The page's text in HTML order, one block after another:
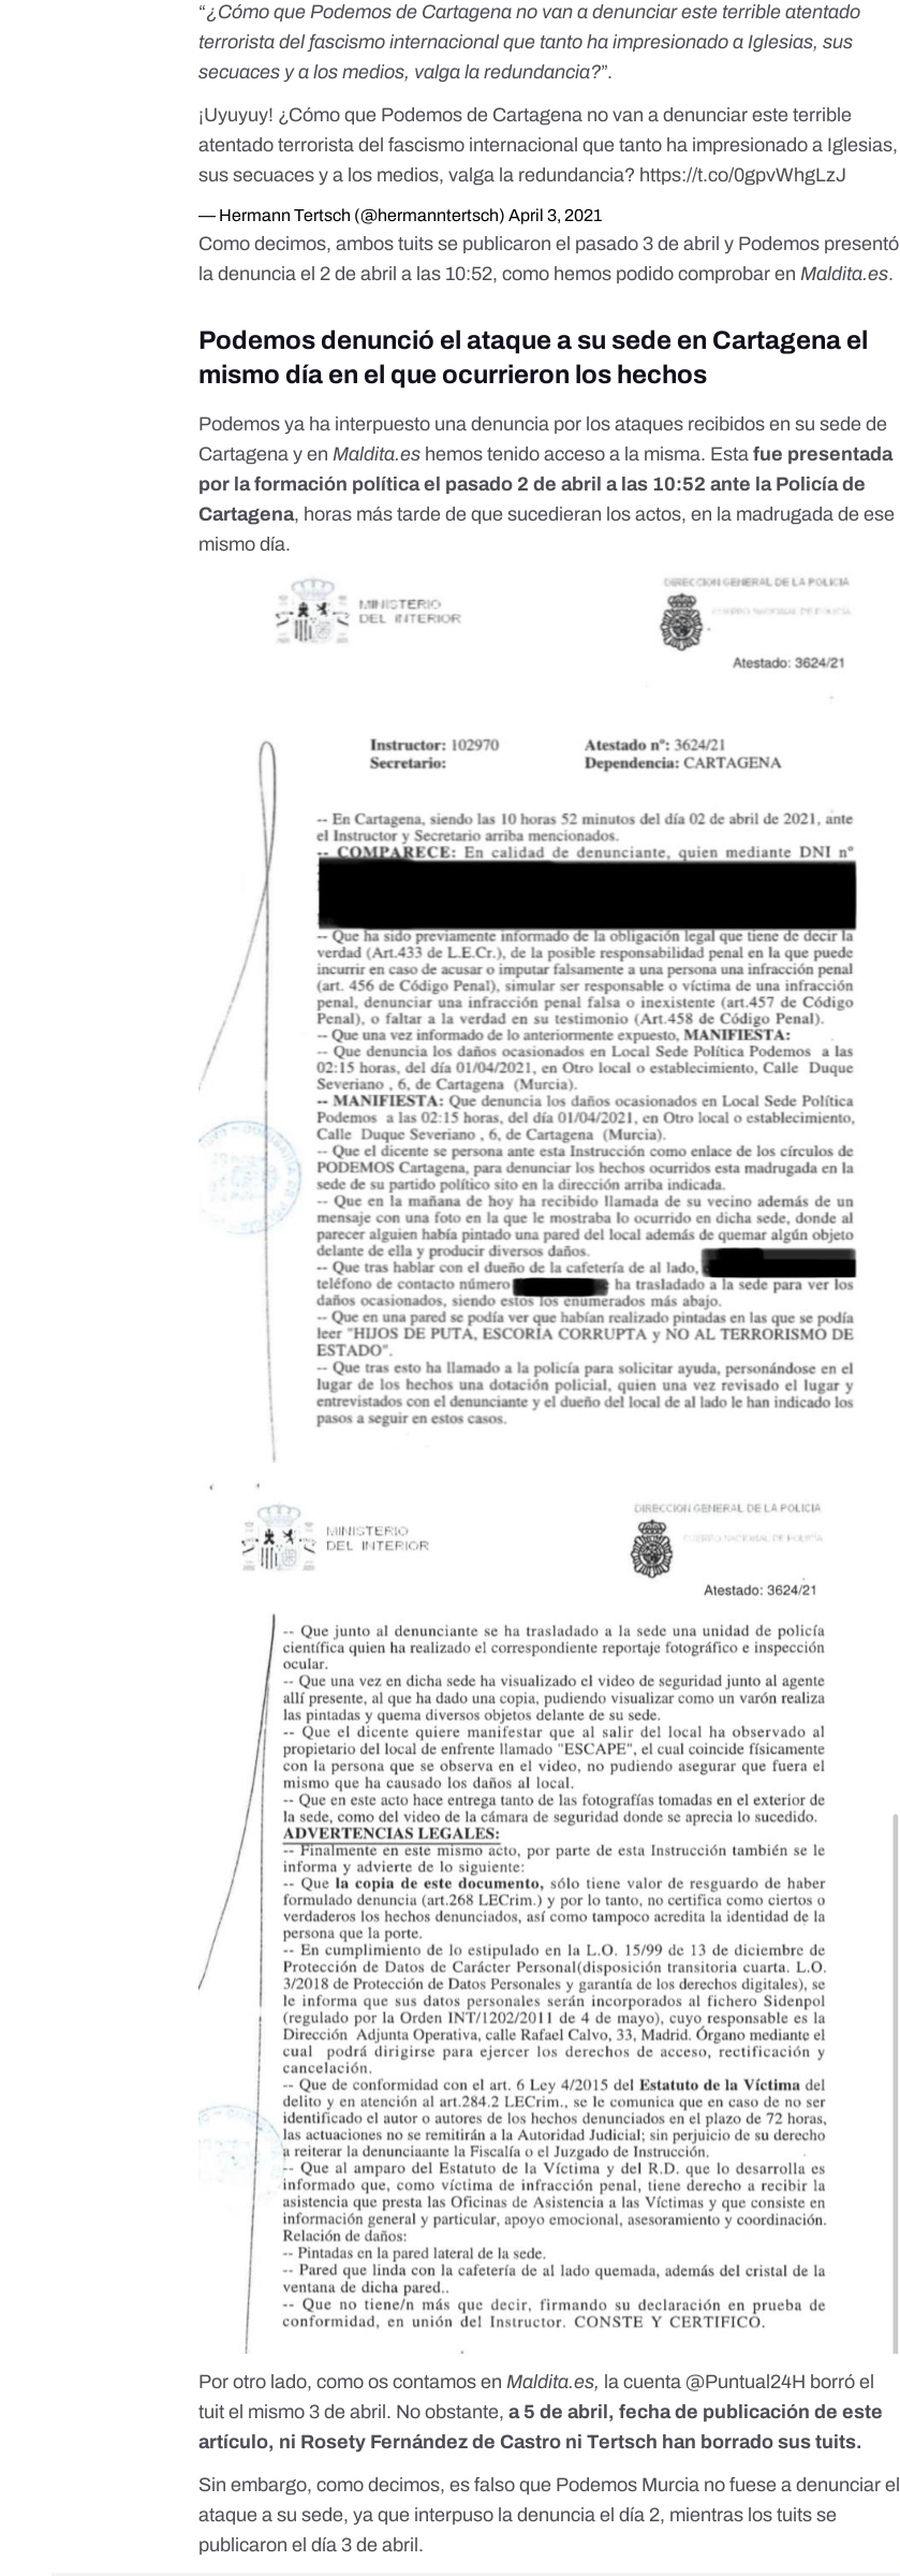
“¿Cómo que Podemos de Cartagena no van a denunciar este terrible atentado
terrorista del fascismo internacional que tanto ha impresionado a Iglesias, sus
secuaces y a los medios, valga la redundancia?”.
¡Uyuyuy! ¿Cómo que Podemos de Cartagena no van a denunciar este terrible
atentado terrorista del fascismo internacional que tanto ha impresionado a Iglesias,
sus secuaces y a los medios, valga la redundancia? https://t.co/0gpvWhgLzJ
— Hermann Tertsch (@hermanntertsch)April 3, 2021
Como decimos, ambos tuits se publicaron el pasado 3 de abril y Podemos presentó
la denuncia el 2 de abril a las 10:52, como hemos podido comprobar enMaldita.es.
Podemos denunció el ataque a su sede en Cartagena el
mismo día en el que ocurrieron los hechos
Podemos ya ha interpuesto una denuncia por los ataques recibidos en su sede de
Cartagena y enMaldita.es hemos tenido acceso a la misma. Estafue presentada
por la formación política el pasado 2 de abril a las 10:52 ante la Policía de
Cartagena, horas más tarde de que sucedieran los actos, en la madrugada de ese
mismo día.
Por otro lado,como os contamos en Maldita.es, la cuenta @Puntual24H borró el
tuit el mismo 3 de abril. No obstante,a 5 de abril, fecha de publicación de este
artículo, ni Rosety Fernández de Castro ni Tertsch han borrado sus tuits.
Sin embargo, como decimos, es falso que Podemos Murcia no fuese a denunciar el
ataque a su sede, ya que interpuso la denuncia el día 2, mientras los tuits se
publicaron el día 3 de abril.